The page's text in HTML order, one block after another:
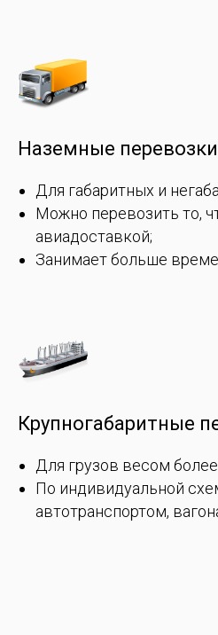
Наземные перевозки
Для габаритных и
Можно перевозить то,
авиадоставкой;
Занимает больше
Крупногабаритные
Для грузов весом более
По индивидуальной
автотранспортом,